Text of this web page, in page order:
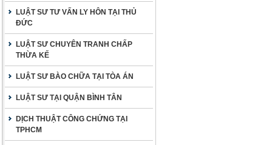
LUẬT SƯ TƯ VẤN LY HÔN TẠI THỦ
ĐỨC
LUẬT SƯ CHUYÊN TRANH CHẤP
THỪA KẾ
LUẬT SƯ BÀO CHỮA TẠI TÒA ÁN
LUẬT SƯ TẠI QUẬN BÌNH TÂN
DỊCH THUẬT CÔNG CHỨNG TẠI
TPHCM